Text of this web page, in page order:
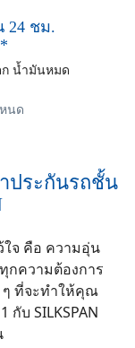
24 ชม.
ก น้ำมันหมด
นด
ประกันรถชั้น
จ คือ ความอุ่น
ทุกความต้องการ
ๆ ที่จะทำให้คุณ
บ SILKSPAN